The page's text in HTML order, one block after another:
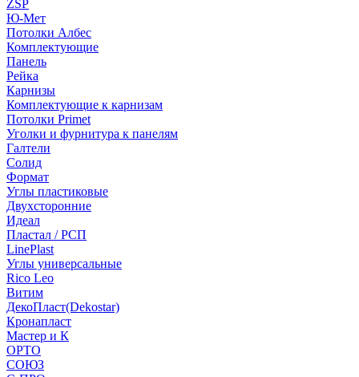
ZSP
Ю-Мет
Потолки Албес
Комплектующие
Панель
Рейка
Карнизы
Комплектующие к карнизам
Потолки Primet
Уголки и фурнитура к панелям
Галтели
Солид
Формат
Углы пластиковые
Двухсторонние
Идеал
Пластал / РСП
LinePlast
Углы универсальные
Rico Leo
Витим
ДекоПласт(Dekostar)
Кронапласт
Мастер и К
ОРТО
СОЮЗ